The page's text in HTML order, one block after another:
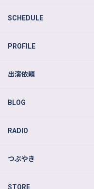
SCHEDULE
PROFILE
出演依頼
BLOG
RADIO
つぶやき
STORE